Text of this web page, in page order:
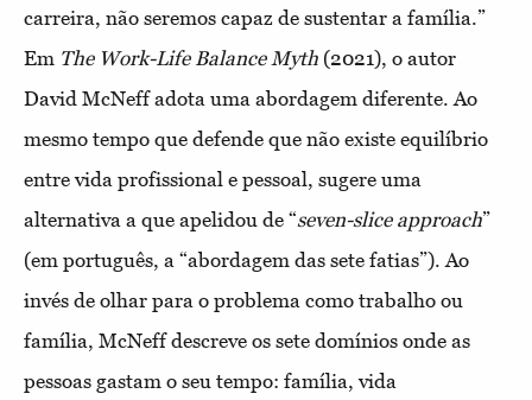
carreira, não seremos capaz de sustentar a família.”
Em The Work-Life Balance Myth (2021), o autor
David McNeff adota uma abordagem diferente. Ao
mesmo tempo que defende que não existe equilíbrio
entre vida profissional e pessoal, sugere uma
alternativa a que apelidou de “seven-slice approach”
(em português, a “abordagem das sete fatias”). Ao
invés de olhar para o problema como trabalho ou
família, McNeff descreve os sete domínios onde as
pessoas gastam o seu tempo: família, vida